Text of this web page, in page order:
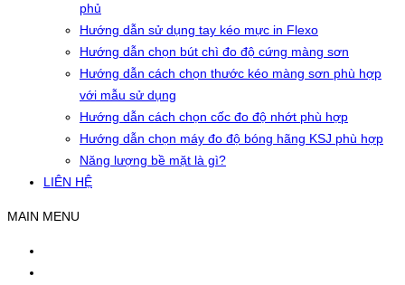
phủ
Hướng dẫn sử dụng tay kéo mực in Flexo
Hướng dẫn chọn bút chì đo độ cứng màng sơn
Hướng dẫn cách chọn thước kéo màng sơn phù hợp
với mẫu sử dụng
Hướng dẫn cách chọn cốc đo độ nhớt phù hợp
Hướng dẫn chọn máy đo độ bóng hãng KSJ phù hợp
Năng lượng bề mặt là gì?
LIÊN HỆ
MAIN MENU